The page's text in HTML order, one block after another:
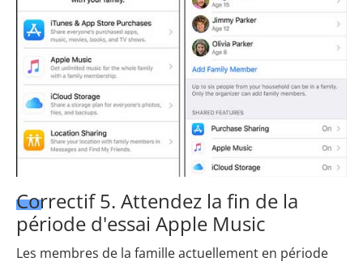
Correctif 5. Attendez la fin de la
période d'essai Apple Music
Les membres de la famille actuellement en période